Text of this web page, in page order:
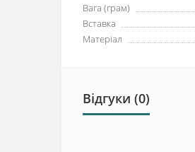
Вага (грам)
Вставка
Матеріал
Відгуки (0)